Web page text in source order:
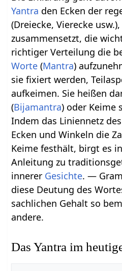
Yantra den Ecken der
(Dreiecke, Vierecke
zusammensetzt, die
richtiger Verteilung die
Worte (Mantra)
sie fixiert werden,
aufkeimen. Sie heißen
(Bijamantra) oder Keime
Indem das Liniennetz
Ecken und Winkeln die
Keime festhält, birgt es
Anleitung zu
innerer Gesichte. —
diese Deutung des
sachlichen Gehalt so
andere.
Das Yantra im